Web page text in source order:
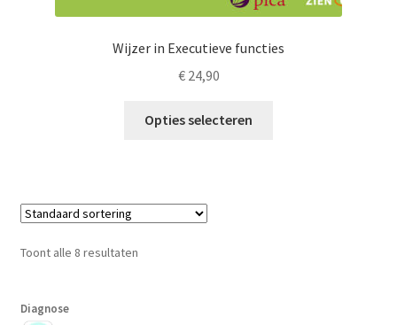
Wijzer in Executieve functies
€24,90
Opties selecteren
Toont alle 8 resultaten
Diagnose